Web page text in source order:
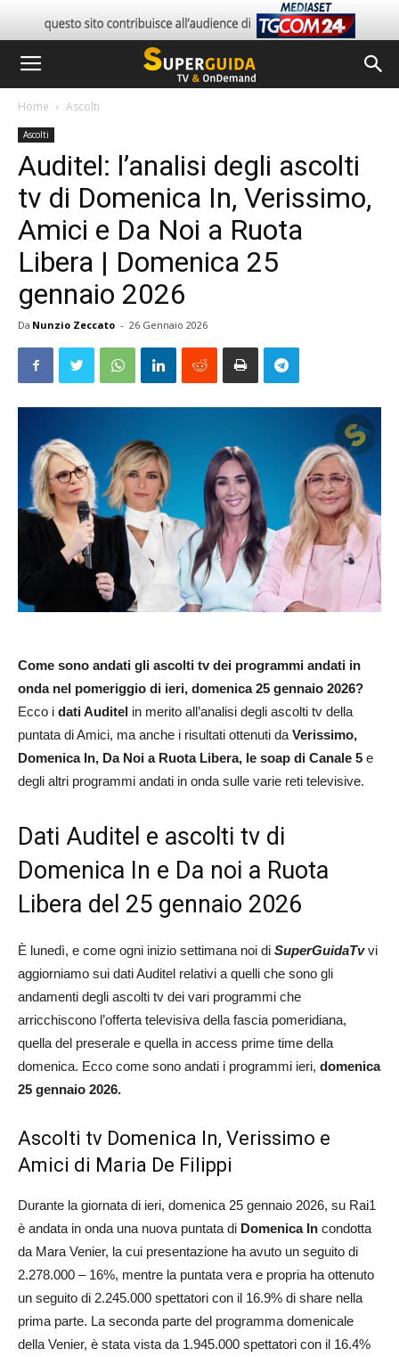
Home Ascolti
Ascolti
Auditel: l’analisi degli ascolti
tv di Domenica In, Verissimo,
Amici e Da Noi a Ruota
Libera | Domenica 25
gennaio 2026
Da Nunzio Zeccato - 26 Gennaio 2026
Come sono andati gli ascolti tv dei programmi andati in
onda nel pomeriggio di ieri, domenica 25 gennaio 2026?
Ecco i dati Auditel in merito all’analisi degli ascolti tv della
puntata di Amici, ma anche i risultati ottenuti da Verissimo,
Domenica In, Da Noi a Ruota Libera, le soap di Canale 5 e
degli altri programmi andati in onda sulle varie reti televisive.
Dati Auditel e ascolti tv di
Domenica In e Da noi a Ruota
Libera del 25 gennaio 2026
È lunedì, e come ogni inizio settimana noi di SuperGuidaTv vi
aggiorniamo sui dati Auditel relativi a quelli che sono gli
andamenti degli ascolti tv dei vari programmi che
arricchiscono l’offerta televisiva della fascia pomeridiana,
quella del preserale e quella in access prime time della
domenica. Ecco come sono andati i programmi ieri, domenica
25 gennaio 2026.
Ascolti tv Domenica In, Verissimo e
Amici di Maria De Filippi
Durante la giornata di ieri, domenica 25 gennaio 2026, su Rai1
è andata in onda una nuova puntata di Domenica In condotta
da Mara Venier, la cui presentazione ha avuto un seguito di
2.278.000 – 16%, mentre la puntata vera e propria ha ottenuto
un seguito di 2.245.000 spettatori con il 16.9% di share nella
prima parte. La seconda parte del programma domenicale
della Venier, è stata vista da 1.945.000 spettatori con il 16.4%